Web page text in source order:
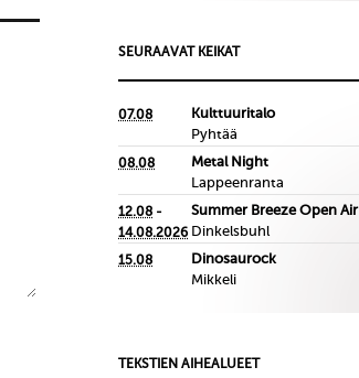
SEURAAVAT KEIKAT
07.08
Kulttuuritalo
Pyhtää
08.08
Metal Night
Lappeenranta
12.08 -
14.08.2026
Summer Breeze Open Air
Dinkelsbuhl
15.08
Dinosaurock
Mikkeli
TEKSTIEN AIHEALUEET